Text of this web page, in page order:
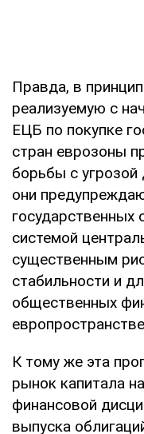
Правда, в
реализуемую с
ЕЦБ по покупке
стран еврозоны
борьбы с
они
государственных
системой
существенным
стабильности и
общественных
К тому же эта
рынок капитала
финансовой
выпуска